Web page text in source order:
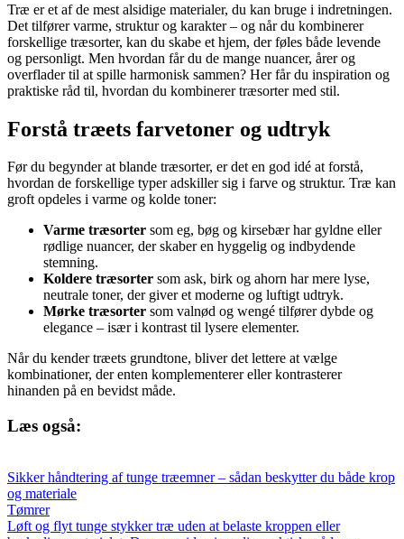
Træ er et af de mest alsidige materialer, du kan bruge i indretningen.
Det tilfører varme, struktur og karakter – og når du kombinerer
forskellige træsorter, kan du skabe et hjem, der føles både levende
og personligt. Men hvordan får du de mange nuancer, årer og
overflader til at spille harmonisk sammen? Her får du inspiration og
praktiske råd til, hvordan du kombinerer træsorter med stil.
Forstå træets farvetoner og udtryk
Før du begynder at blande træsorter, er det en god idé at forstå,
hvordan de forskellige typer adskiller sig i farve og struktur. Træ kan
groft opdeles i varme og kolde toner:
Varme træsorter som eg, bøg og kirsebær har gyldne eller
rødlige nuancer, der skaber en hyggelig og indbydende
stemning.
Koldere træsorter som ask, birk og ahorn har mere lyse,
neutrale toner, der giver et moderne og luftigt udtryk.
Mørke træsorter som valnød og wengé tilfører dybde og
elegance – især i kontrast til lysere elementer.
Når du kender træets grundtone, bliver det lettere at vælge
kombinationer, der enten komplementerer eller kontrasterer
hinanden på en bevidst måde.
Læs også:
Sikker håndtering af tunge træemner – sådan beskytter du både krop
og materiale
Tømrer
Løft og flyt tunge stykker træ uden at belaste kroppen eller